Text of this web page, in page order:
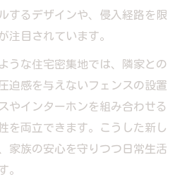
するデザインや、侵入経路を限
注目されています。
うな住宅密集地では、隣家との
迫感を与えないフェンスの設置
やインターホンを組み合わせる
を両立できます。こうした新し
家族の安心を守りつつ日常生活
。